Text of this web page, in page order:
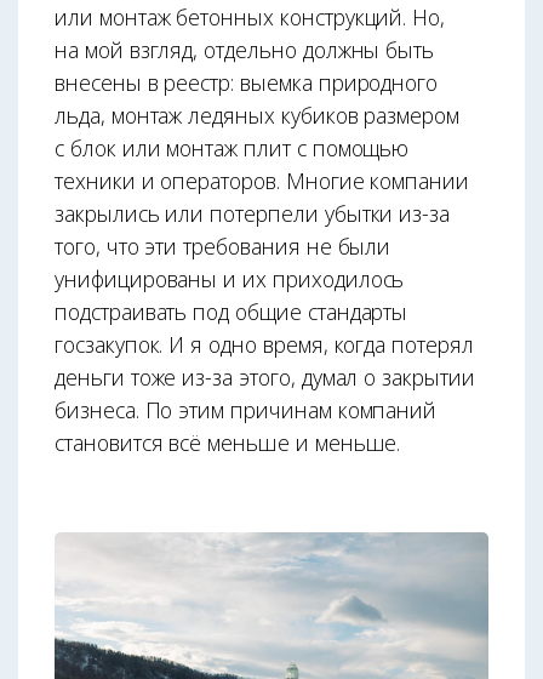
или монтаж бетонных конструкций. Но,
на мой взгляд, отдельно должны быть
внесены в реестр: выемка природного
льда, монтаж ледяных кубиков размером
с блок или монтаж плит с помощью
техники и операторов. Многие компании
закрылись или потерпели убытки из-за
того, что эти требования не были
унифицированы и их приходилось
подстраивать под общие стандарты
госзакупок. И я одно время, когда потерял
деньги тоже из-за этого, думал о закрытии
бизнеса. По этим причинам компаний
становится всё меньше и меньше.